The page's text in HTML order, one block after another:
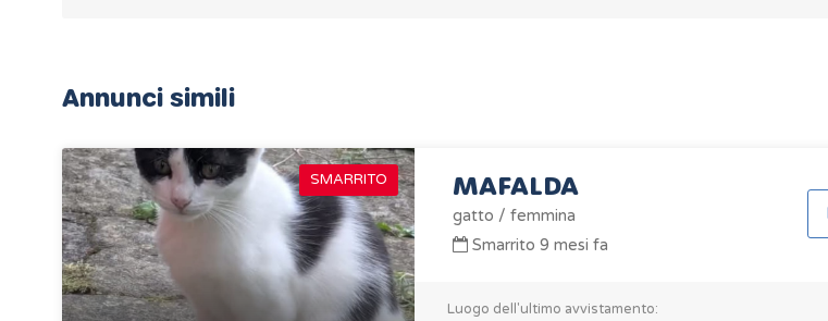
Annunci simili
SMARRITO MAFALDA
gatto / femmina
Smarrito 9 mesi fa
Luogo dell'ultimo avvistamento: